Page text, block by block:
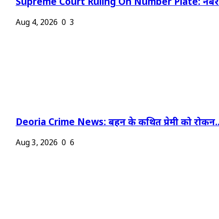
Supreme Court Ruling On Number Plate:
Aug 4, 2026 0 3
Deoria Crime News: बहन के कथित प्रेमी को
Aug 3, 2026 0 6